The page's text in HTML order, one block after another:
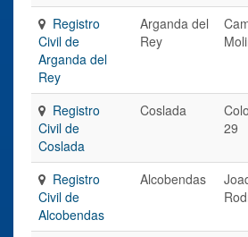
Registro
Civil de
Arganda del
Rey
Arganda del
Rey
Registro
Civil de
Coslada
Coslada
29
Registro
Civil de
Alcobendas
Alcobendas